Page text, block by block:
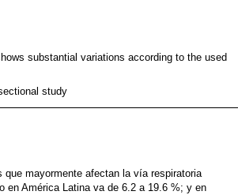
substantial variations according to the used
study
mayormente afectan la vía respiratoria
en América Latina va de 6.2 a 19.6 %; y en